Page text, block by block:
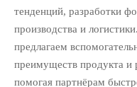
тенденций, разработки
производства и
предлагаем
преимуществ продукта и
помогая партнёрам